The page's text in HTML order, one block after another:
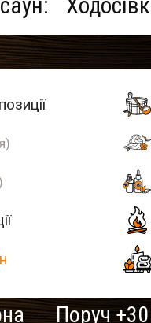
Поруч